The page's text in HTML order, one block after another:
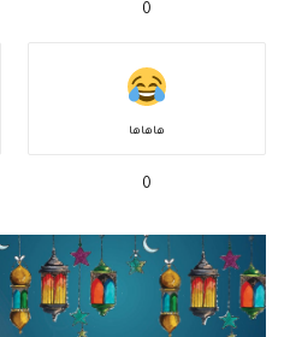
0
هاهاها
0